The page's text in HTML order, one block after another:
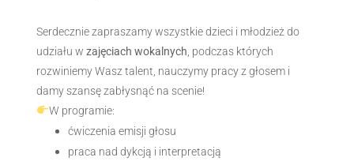
Serdecznie zapraszamy wszystkie dzieci i młodzież do
udziału w zajęciach wokalnych , podczas których
rozwiniemy Wasz talent, nauczymy pracy z głosem i
damy szansę zabłysnąć na scenie!
W programie:
ćwiczenia emisji głosu
praca nad dykcją i interpretacją